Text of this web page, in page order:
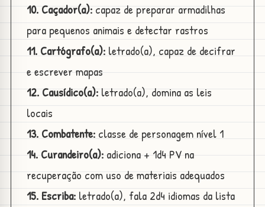
10. Caçador(a):capaz de preparar armadilhas
para pequenos animais e detectar rastros
11. Cartógrafo(a):letrado(a), capaz de decifrar
e escrever mapas
12. Causídico(a):letrado(a), domina as leis
locais
13. Combatente:classe de personagem nível 1
14. Curandeiro(a):adiciona + 1d4 PV na
recuperação com uso de materiais adequados
15. Escriba:letrado(a), fala 2d4 idiomas da lista